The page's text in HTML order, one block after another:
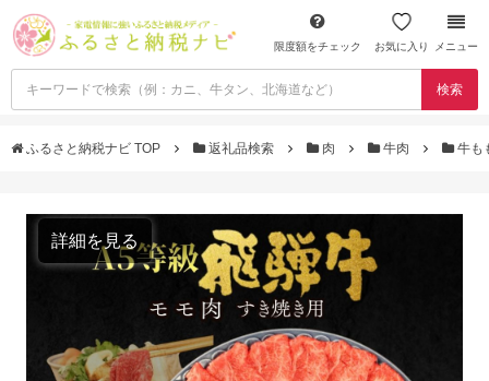
限度額をチェック お気に入り メニュー
検索
ふるさと納税ナビ TOP 返礼品検索 肉 牛肉 牛も
詳細を見る